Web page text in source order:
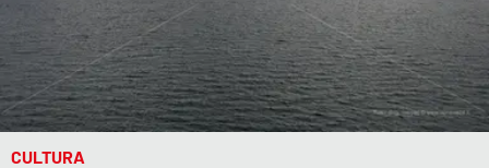
CULTURA